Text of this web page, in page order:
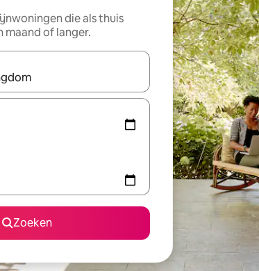
die als thuis
maand of langer.
beschikbaar zijn, maak je een keuze met je de
Zoeken